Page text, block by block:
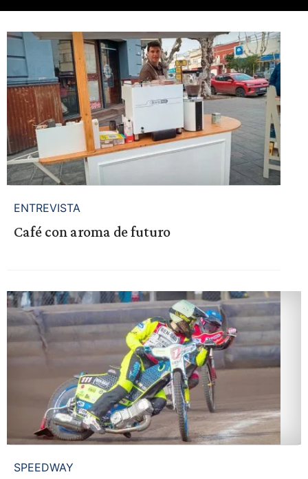
ENTREVISTA
Café con aroma de futuro
SPEEDWAY